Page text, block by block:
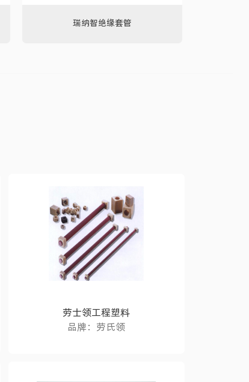
瑞纳智绝缘套管
劳士领工程塑料
品牌：劳氏领